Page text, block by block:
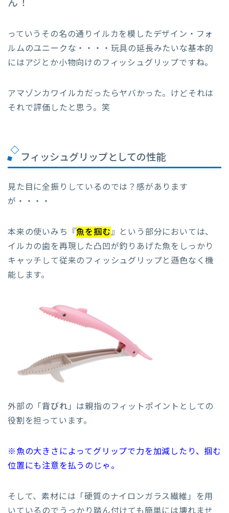
ん！
っていうその名の通りイルカを模したデザイン・フォ
ルムのユニークな・・・・玩具の延長みたいな基本的
にはアジとか小物向けのフィッシュグリップですね。
アマゾンカワイルカだったらヤバかった。けどそれは
それで評価したと思う。笑
フィッシュグリップとしての性能
見た目に全振りしているのでは？感があります
が・・・・
本来の使いみち『魚を掴む』という部分においては、
イルカの歯を再現した凸凹が釣りあげた魚をしっかり
キャッチして従来のフィッシュグリップと遜色なく機
能します。
外部の「背びれ」は親指のフィットポイントとしての
役割を担っています。
※魚の大きさによってグリップで力を加減したり、掴む
位置にも注意を払うのじゃ。
そして、素材には「硬質のナイロンガラス繊維」を用